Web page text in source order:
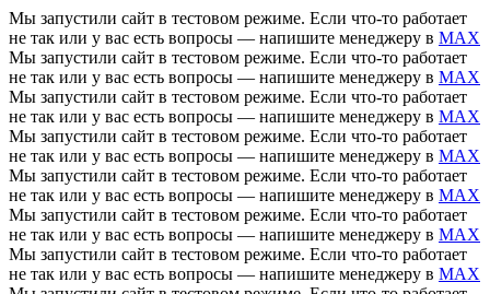
Мы запустили сайт в тестовом режиме. Если что-то работает
не так или у вас есть вопросы — напишите менеджеру в MAX
Мы запустили сайт в тестовом режиме. Если что-то работает
не так или у вас есть вопросы — напишите менеджеру в MAX
Мы запустили сайт в тестовом режиме. Если что-то работает
не так или у вас есть вопросы — напишите менеджеру в MAX
Мы запустили сайт в тестовом режиме. Если что-то работает
не так или у вас есть вопросы — напишите менеджеру в MAX
Мы запустили сайт в тестовом режиме. Если что-то работает
не так или у вас есть вопросы — напишите менеджеру в MAX
Мы запустили сайт в тестовом режиме. Если что-то работает
не так или у вас есть вопросы — напишите менеджеру в MAX
Мы запустили сайт в тестовом режиме. Если что-то работает
не так или у вас есть вопросы — напишите менеджеру в MAX